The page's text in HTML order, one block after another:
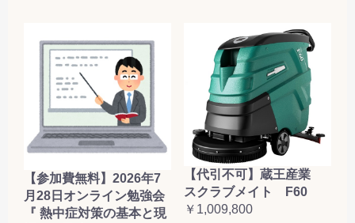
【参加費無料】2026年7
月28日オンライン勉強会
『 熱中症対策の基本と現
【代引不可】蔵王産業
スクラブメイト F60
￥1,009,800